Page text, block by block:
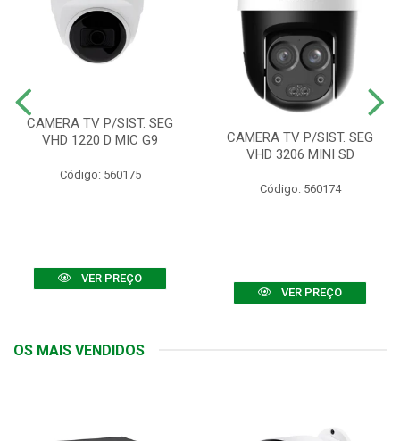
CAMERA TV P/SIST. SEG
VHD 1220 D MIC G9
Código: 560175
VER PREÇO
CAMERA TV P/SIST. SEG
VHD 3206 MINI SD
Código: 560174
VER PREÇO
OS MAIS VENDIDOS